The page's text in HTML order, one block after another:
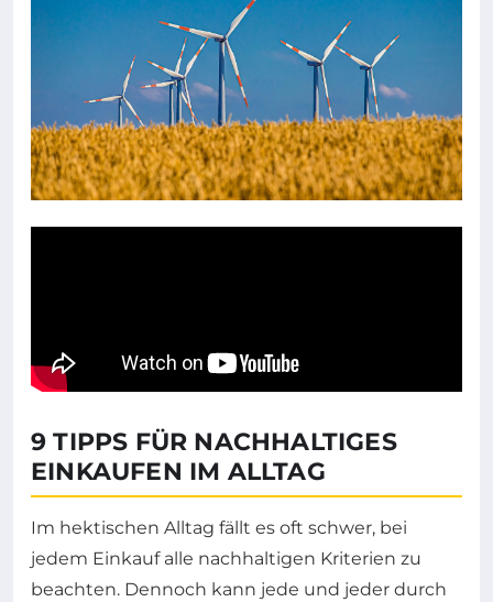
9 TIPPS FÜR NACHHALTIGES
EINKAUFEN IM ALLTAG
Im hektischen Alltag fällt es oft schwer, bei
jedem Einkauf alle nachhaltigen Kriterien zu
beachten. Dennoch kann jede und jeder durch